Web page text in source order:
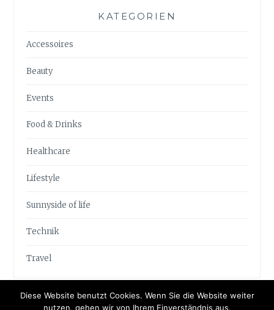
KATEGORIEN
Accessoires
Beauty
Events
Food & Drinks
Healthcare
Lifestyle
Sunnyside of life
Technik
Travel
Diese Website benutzt Cookies. Wenn Sie die Website weiter
nutzen, gehen wir von Ihrem Einverständnis aus.